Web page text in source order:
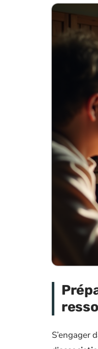
S’engager